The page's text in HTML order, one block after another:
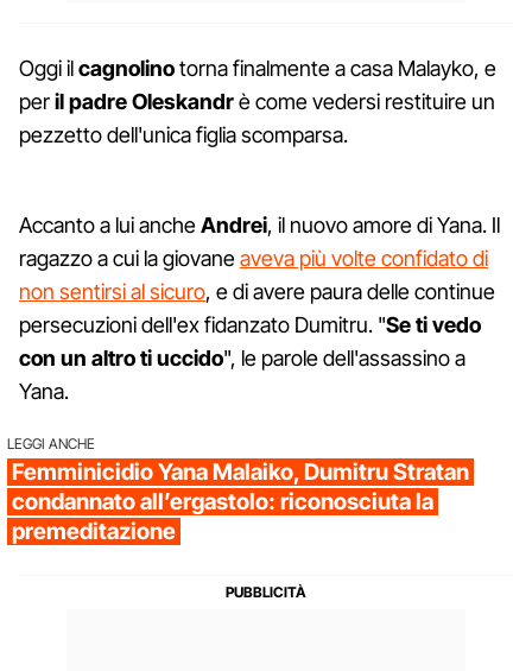
Oggi ilcagnolinotorna finalmente a casa Malayko, e
peril padre Oleskandrè come vedersi restituire un
pezzetto dell'unica figlia scomparsa.
Accanto a lui ancheAndrei, il nuovo amore di Yana. Il
ragazzo a cui la giovaneaveva più volte confidato di
non sentirsi al sicuro, e di avere paura delle continue
persecuzioni dell'ex fidanzato Dumitru. "Se ti vedo
con un altro ti uccido", le parole dell'assassino a
Yana.
LEGGI ANCHE
Femminicidio Yana Malaiko, Dumitru Stratan
condannato all’ergastolo: riconosciuta la
premeditazione